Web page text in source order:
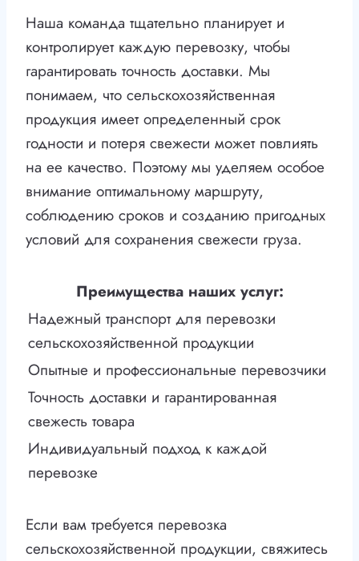
Наша команда тщательно планирует и
контролирует каждую перевозку, чтобы
гарантировать точность доставки. Мы
понимаем, что сельскохозяйственная
продукция имеет определенный срок
годности и потеря свежести может повлиять
на ее качество. Поэтому мы уделяем особое
внимание оптимальному маршруту,
соблюдению сроков и созданию пригодных
условий для сохранения свежести груза.
Преимущества наших услуг:
Надежный транспорт для перевозки
сельскохозяйственной продукции
Опытные и профессиональные перевозчики
Точность доставки и гарантированная
свежесть товара
Индивидуальный подход к каждой
перевозке
Если вам требуется перевозка
сельскохозяйственной продукции, свяжитесь